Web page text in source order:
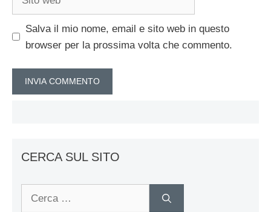
Salva il mio nome, email e sito web in questo
browser per la prossima volta che commento.
CERCA SUL SITO
Ricerca